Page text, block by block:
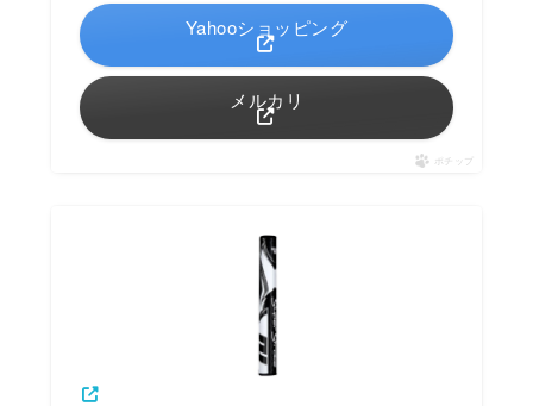
Yahooショッピング
メルカリ
ポチップ